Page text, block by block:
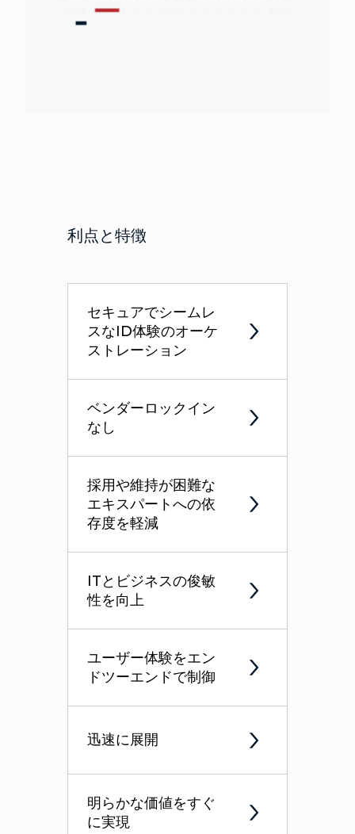
利点と特徴
セキュアでシームレ
スなID体験のオーケ
ストレーション
ベンダーロックイン
なし
採用や維持が困難な
エキスパートへの依
存度を軽減
ITとビジネスの俊敏
性を向上
ユーザー体験をエン
ドツーエンドで制御
迅速に展開
明らかな価値をすぐ
に実現